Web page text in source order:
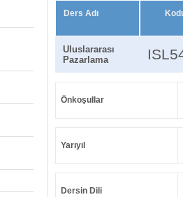
Ders Adı
Uluslararası
Pazarlama
Önkoşullar
Yarıyıl
Dersin Dili